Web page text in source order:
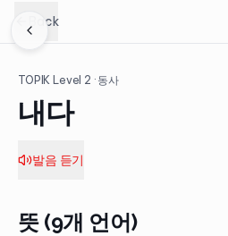
Back
TOPIK Level 2 · 동사
내다
발음 듣기
뜻 (9개 언어)